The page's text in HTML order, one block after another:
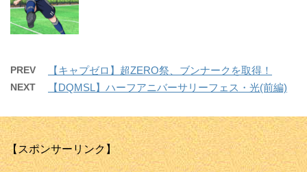
PREV 【キャプゼロ】超ZERO祭、ブンナークを取得！
NEXT 【DQMSL】ハーフアニバーサリーフェス・光(前編)
【スポンサーリンク】